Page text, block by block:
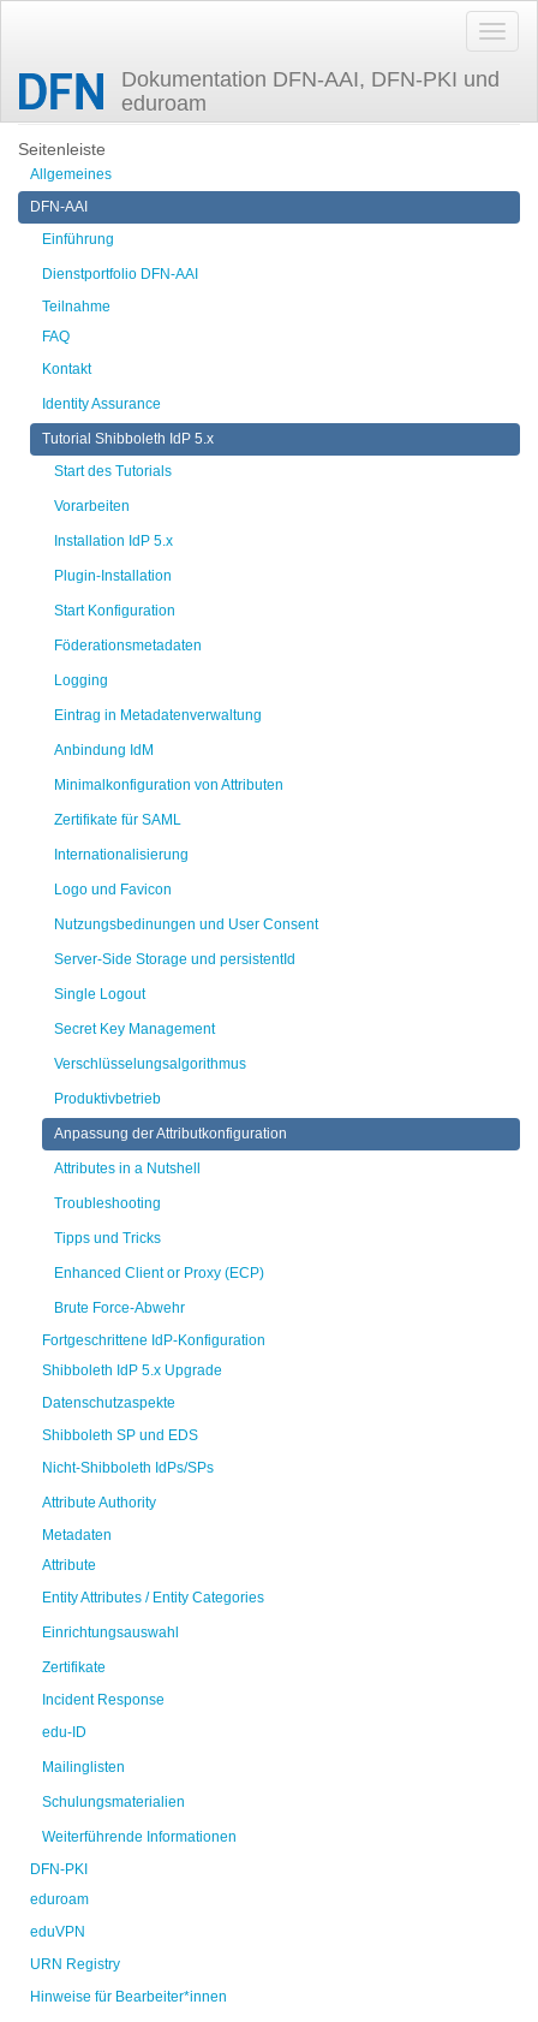
Dokumentation DFN-AAI, DFN-PKI und
eduroam
Zuletzt angesehen config-attributes
Seitenleiste
Allgemeines
DFN-AAI
Einführung
Dienstportfolio DFN-AAI
Teilnahme
FAQ
Kontakt
Identity Assurance
Tutorial Shibboleth IdP 5.x
Start des Tutorials
Vorarbeiten
Installation IdP 5.x
Plugin-Installation
Start Konfiguration
Föderationsmetadaten
Logging
Eintrag in Metadatenverwaltung
Anbindung IdM
Minimalkonfiguration von Attributen
Zertifikate für SAML
Internationalisierung
Logo und Favicon
Nutzungsbedinungen und User Consent
Server-Side Storage und persistentId
Single Logout
Secret Key Management
Verschlüsselungsalgorithmus
Produktivbetrieb
Anpassung der Attributkonfiguration
Attributes in a Nutshell
Troubleshooting
Tipps und Tricks
Enhanced Client or Proxy (ECP)
Brute Force-Abwehr
Fortgeschrittene IdP-Konfiguration
Shibboleth IdP 5.x Upgrade
Datenschutzaspekte
Shibboleth SP und EDS
Nicht-Shibboleth IdPs/SPs
Attribute Authority
Metadaten
Attribute
Entity Attributes / Entity Categories
Einrichtungsauswahl
Zertifikate
Incident Response
edu-ID
Mailinglisten
Schulungsmaterialien
Weiterführende Informationen
DFN-PKI
eduroam
eduVPN
URN Registry
Hinweise für Bearbeiter*innen